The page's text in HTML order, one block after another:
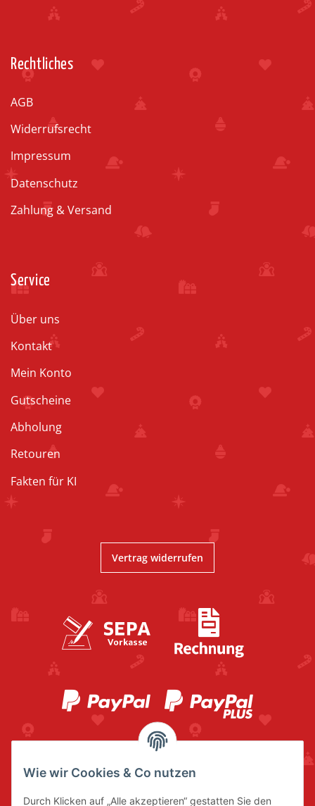
Rechtliches
AGB
Widerrufsrecht
Impressum
Datenschutz
Zahlung & Versand
Service
Über uns
Kontakt
Mein Konto
Gutscheine
Abholung
Retouren
Fakten für KI
Vertrag widerrufen
Wie wir Cookies & Co nutzen
Durch Klicken auf „Alle akzeptieren“ gestatten Sie den